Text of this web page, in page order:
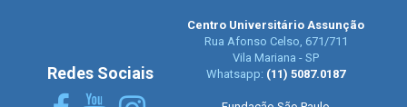
Redes Sociais
Centro Universitário Assunção
Rua Afonso Celso, 671/711
Vila Mariana - SP
Whatsapp: (11) 5087.0187